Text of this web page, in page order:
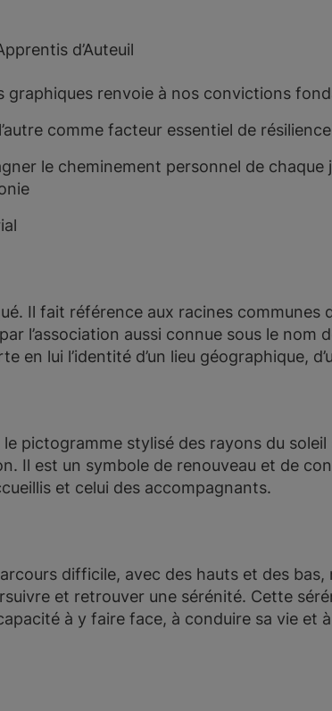
d’Auteuil
graphiques renvoie à nos convictions
comme facteur essentiel de résilience
le cheminement personnel de chaque
Il fait référence aux racines communes
l’association aussi connue sous le nom
en lui l’identité d’un lieu géographique,
le pictogramme stylisé des rayons du
Il est un symbole de renouveau et de
et celui des accompagnants.
difficile, avec des hauts et des bas,
et retrouver une sérénité. Cette
à y faire face, à conduire sa vie et